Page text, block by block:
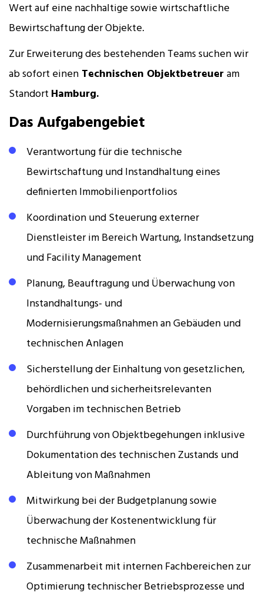
Wert auf eine nachhaltige sowie wirtschaftliche
Bewirtschaftung der Objekte.
Zur Erweiterung des bestehenden Teams suchen wir
ab sofort einen Technischen Objektbetreueram
Standort Hamburg.
Das Aufgabengebiet
Verantwortung für die technische
Bewirtschaftung und Instandhaltung eines
definierten Immobilienportfolios
Koordination und Steuerung externer
Dienstleister im Bereich Wartung, Instandsetzung
und Facility Management
Planung, Beauftragung und Überwachung von
Instandhaltungs- und
Modernisierungsmaßnahmen an Gebäuden und
technischen Anlagen
Sicherstellung der Einhaltung von gesetzlichen,
behördlichen und sicherheitsrelevanten
Vorgaben im technischen Betrieb
Durchführung von Objektbegehungen inklusive
Dokumentation des technischen Zustands und
Ableitung von Maßnahmen
Mitwirkung bei der Budgetplanung sowie
Überwachung der Kostenentwicklung für
technische Maßnahmen
Zusammenarbeit mit internen Fachbereichen zur
Optimierung technischer Betriebsprozesse und